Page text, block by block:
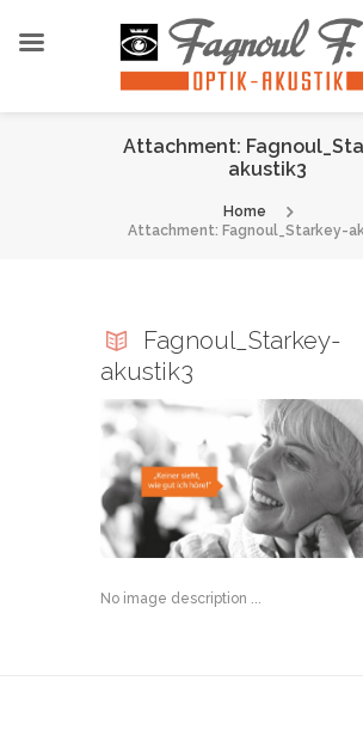
Attachment:
akustik3
Home
Attachment: Fagnoul_Starkey-
Fagnoul_Starkey-
akustik3
No image description ...